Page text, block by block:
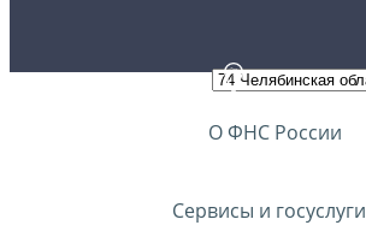
О ФНС России
Сервисы и госуслуги